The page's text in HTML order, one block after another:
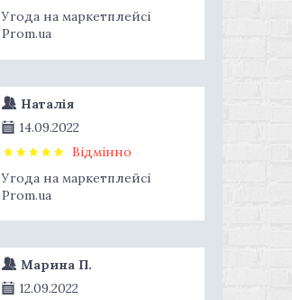
Угода на маркетплейсі
Prom.ua
Наталія
14.09.2022
Відмінно
Угода на маркетплейсі
Prom.ua
Марина П.
12.09.2022